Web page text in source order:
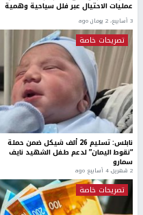
عمليات الاحتيال عبر فلل سياحية وهمية
3 أسابيع، 2 يومان ago
تصريحات خاصة
نابلس: تسليم 26 ألف شيكل ضمن حملة
“نقوط اليمان” لدعم طفل الشهيد نايف
سمارو
2 شهرين، 4 أسابيع ago
تصريحات خاصة